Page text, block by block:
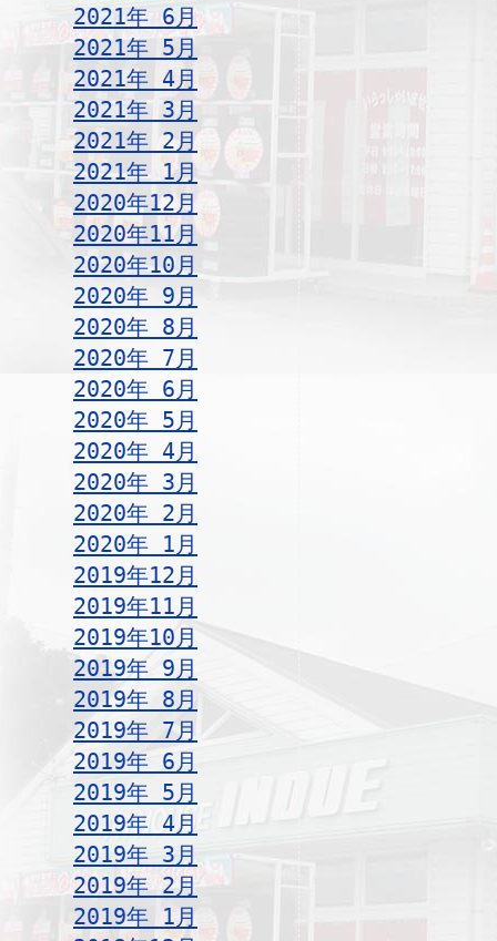
2021年 6月
2021年 5月
2021年 4月
2021年 3月
2021年 2月
2021年 1月
2020年12月
2020年11月
2020年10月
2020年 9月
2020年 8月
2020年 7月
2020年 6月
2020年 5月
2020年 4月
2020年 3月
2020年 2月
2020年 1月
2019年12月
2019年11月
2019年10月
2019年 9月
2019年 8月
2019年 7月
2019年 6月
2019年 5月
2019年 4月
2019年 3月
2019年 2月
2019年 1月